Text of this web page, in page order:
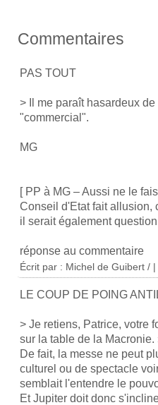
Commentaires
PAS TOUT
> Il me paraît hasardeux
"commercial".
MG
[ PP à MG – Aussi ne le
Conseil d'Etat fait allusion,
il serait également
réponse au commentaire
Écrit par : Michel de Guibert /
LE COUP DE POING
> Je retiens, Patrice, votre
sur la table de la Macronie.
De fait, la messe ne peut
culturel ou de spectacle
semblait l'entendre le
Et Jupiter doit donc